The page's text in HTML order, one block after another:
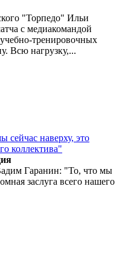
"Торпедо" Ильи
с медиакомандой
тренировочных
Всю нагрузку,...
Гаранин: "То, что мы
заслуга всего нашего